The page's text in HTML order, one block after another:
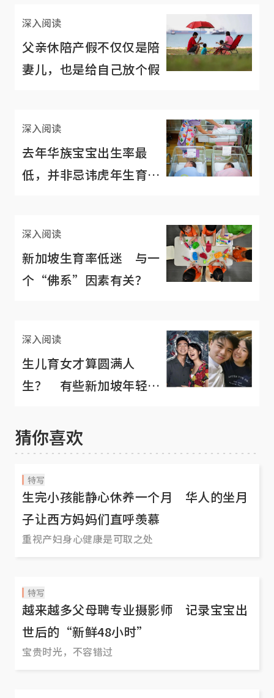
深入阅读
父亲休陪产假不仅仅是陪
妻儿，也是给自己放个假
深入阅读
去年华族宝宝出生率最
低，并非忌讳虎年生育那
深入阅读
新加坡生育率低迷 与一
个“佛系”因素有关？
深入阅读
生儿育女才算圆满人
生？ 有些新加坡年轻夫
猜你喜欢
特写
生完小孩能静心休养一个月 华人的坐月
子让西方妈妈们直呼羡慕
重视产妇身心健康是可取之处
特写
越来越多父母聘专业摄影师 记录宝宝出
世后的“新鲜48小时”
宝贵时光，不容错过